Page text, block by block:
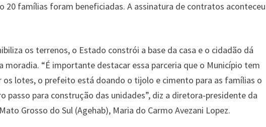
20 famílias foram beneficiadas. A assinatura de contratos aconteceu
os terrenos, o Estado constrói a base da casa e o cidadão dá
moradia. “É importante destacar essa parceria que o Município tem
os lotes, o prefeito está doando o tijolo e cimento para as famílias o
passo para construção das unidades”, diz a diretora-presidente da
Grosso do Sul (Agehab), Maria do Carmo Avezani Lopez.